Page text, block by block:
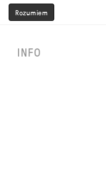
Rozumiem
INFO